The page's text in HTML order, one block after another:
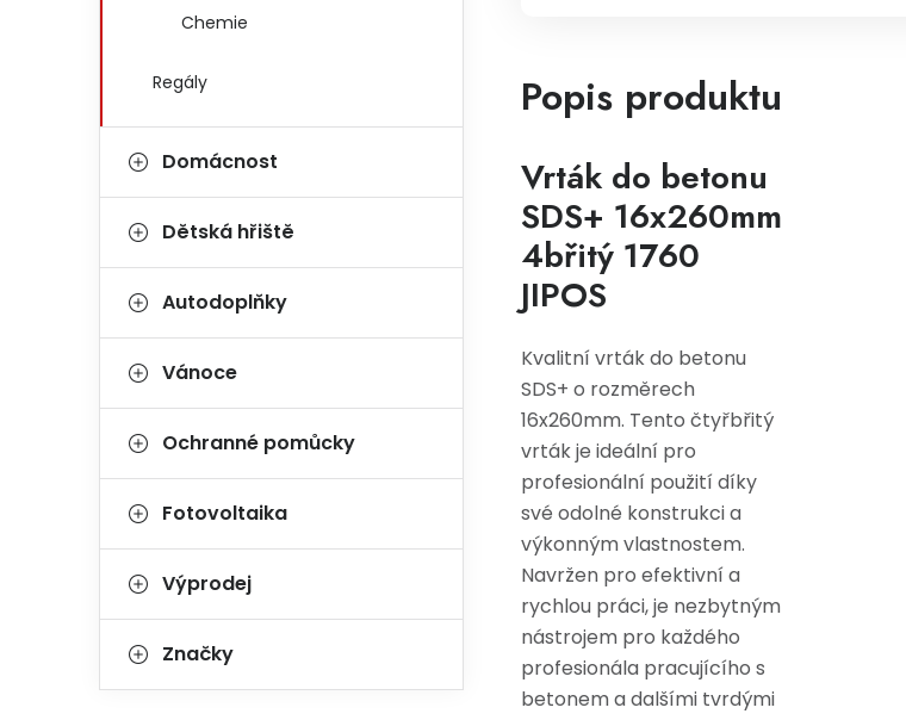
Chemie
Regály
Domácnost
Dětská hřiště
Autodoplňky
Vánoce
Ochranné pomůcky
Fotovoltaika
Výprodej
Značky
Popis produktu
Vrták do betonu
SDS+ 16x260mm
4břitý 1760
JIPOS
Kvalitní vrták do betonu
SDS+ o rozměrech
16x260mm. Tento čtyřbřitý
vrták je ideální pro
profesionální použití díky
své odolné konstrukci a
výkonným vlastnostem.
Navržen pro efektivní a
rychlou práci, je nezbytným
nástrojem pro každého
profesionála pracujícího s
betonem a dalšími tvrdými